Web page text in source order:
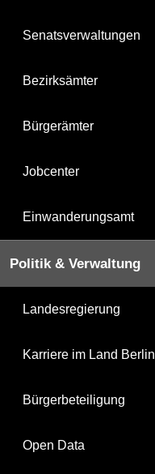
Senatsverwaltungen
Bezirksämter
Bürgerämter
Jobcenter
Einwanderungsamt
Politik & Verwaltung
Landesregierung
Karriere im Land Berlin
Bürgerbeteiligung
Open Data